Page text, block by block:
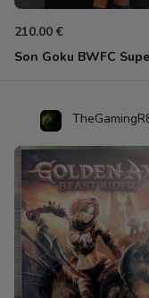
210.00 €